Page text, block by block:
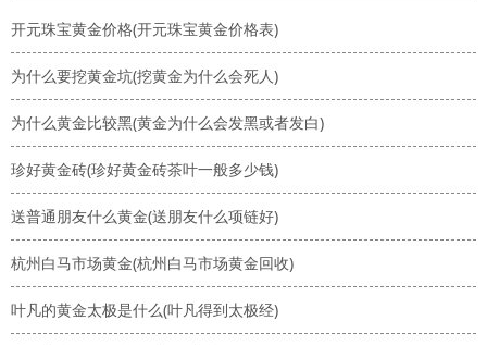
开元珠宝黄金价格(开元珠宝黄金价格表)
为什么要挖黄金坑(挖黄金为什么会死人)
为什么黄金比较黑(黄金为什么会发黑或者发白)
珍好黄金砖(珍好黄金砖茶叶一般多少钱)
送普通朋友什么黄金(送朋友什么项链好)
杭州白马市场黄金(杭州白马市场黄金回收)
叶凡的黄金太极是什么(叶凡得到太极经)